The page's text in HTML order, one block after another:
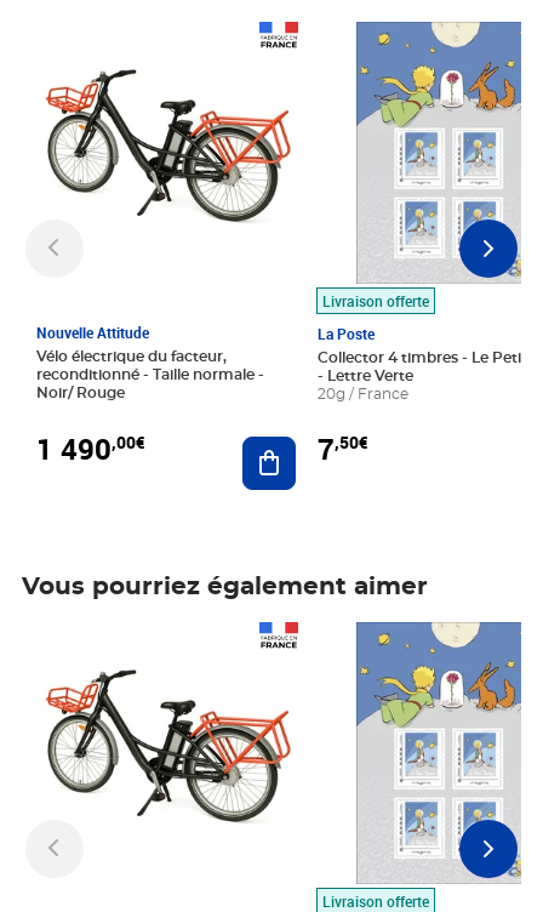
Nouvelle Attitude
Vélo électrique du facteur,
reconditionné - Taille normale -
Noir/ Rouge
1 490,00€ Ajouter au panier
Livraison offerte
La Poste
Collector 4 timbres - Le Petit
- Lettre Verte
20g / France
7,50€
Prix 7,50€
Vous pourriez également aimer
Livraison offerte
Prix 7,50€